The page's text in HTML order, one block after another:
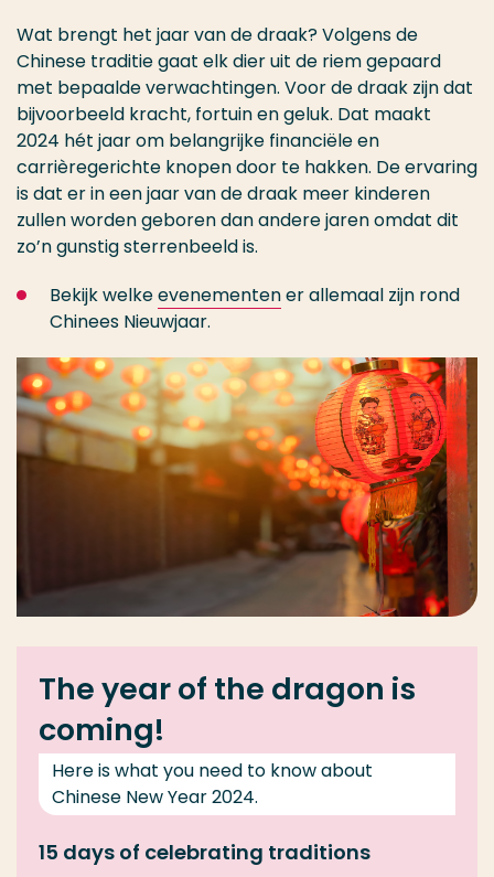
Wat brengt het jaar van de draak? Volgens de
Chinese traditie gaat elk dier uit de riem gepaard
met bepaalde verwachtingen. Voor de draak zijn dat
bijvoorbeeld kracht, fortuin en geluk. Dat maakt
2024 hét jaar om belangrijke financiële en
carrièregerichte knopen door te hakken. De ervaring
is dat er in een jaar van de draak meer kinderen
zullen worden geboren dan andere jaren omdat dit
zo’n gunstig sterrenbeeld is.
Bekijk welkeevenementener allemaal zijn rond
Chinees Nieuwjaar.
The year of the dragon is
coming!
Here is what you need to know about
Chinese New Year 2024.
15 days of celebrating traditions